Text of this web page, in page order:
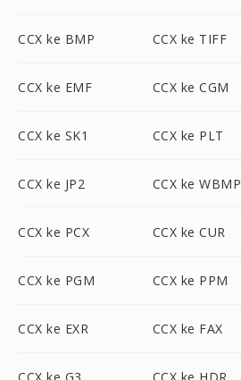
CCX ke BMP CCX ke TIFF
CCX ke EMF CCX ke CGM
CCX ke SK1 CCX ke PLT
CCX ke JP2 CCX ke WBMP
CCX ke PCX CCX ke CUR
CCX ke PGM CCX ke PPM
CCX ke EXR CCX ke FAX